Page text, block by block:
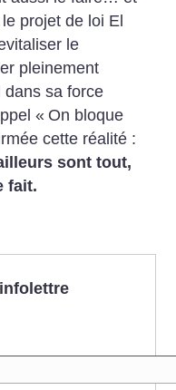
projet de loi El
le
pleinement
dans sa force
« On bloque
cette réalité :
sont tout,
fait.